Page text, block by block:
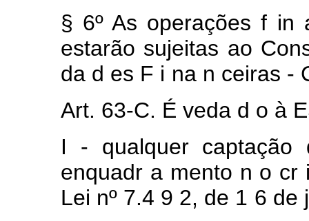
§ 6ºAs operaçõesf in
estarão sujeitas ao
da d es F i na n ceiras -
Art. 63-C. É veda d o à
I - qualquer captação
enquadr a mento n o cr
Lei nº 7.4 9 2, de 1 6 de